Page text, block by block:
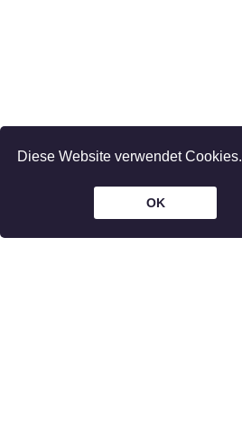
Diese Website verwendet Cookies.
OK